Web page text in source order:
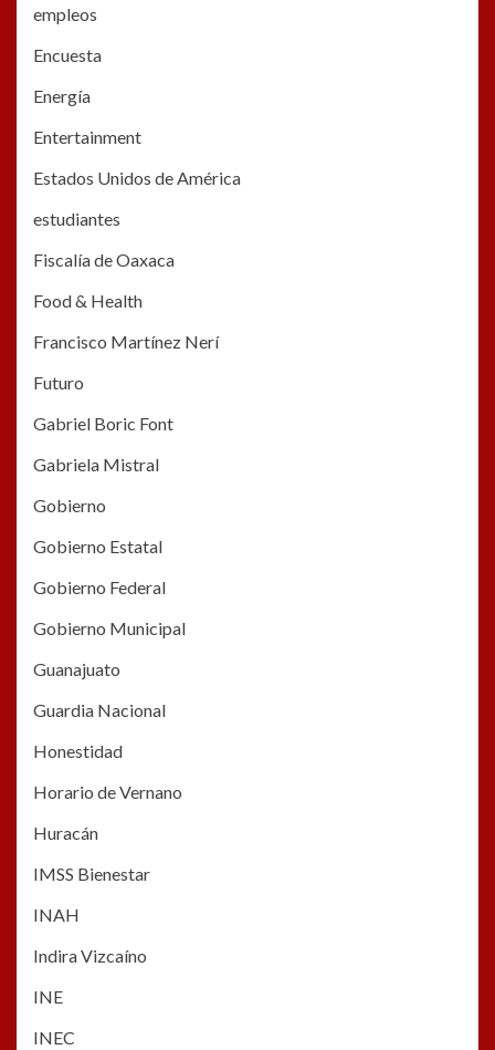
empleos
Encuesta
Energía
Entertainment
Estados Unidos de América
estudiantes
Fiscalía de Oaxaca
Food & Health
Francisco Martínez Nerí
Futuro
Gabriel Boric Font
Gabriela Mistral
Gobierno
Gobierno Estatal
Gobierno Federal
Gobierno Municipal
Guanajuato
Guardia Nacional
Honestidad
Horario de Vernano
Huracán
IMSS Bienestar
INAH
Indira Vizcaíno
INE
INEC